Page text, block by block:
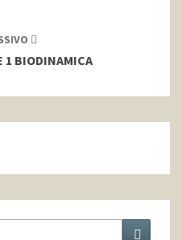
1 BIODINAMICA
Cerca